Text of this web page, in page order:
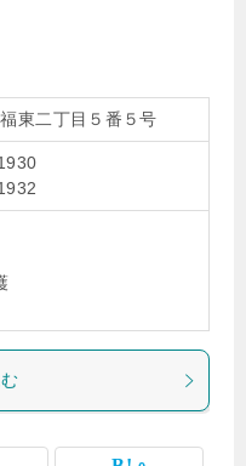
東二丁目５番５号